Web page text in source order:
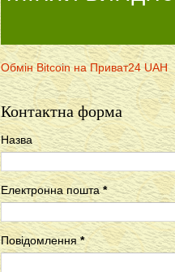
Обмін Bitcoin на Приват24 UAH
Контактна форма
Назва
Електронна пошта*
Повідомлення*